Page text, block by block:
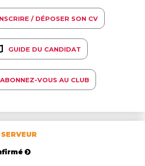
/ DÉPOSER SON CV
GUIDE DU CANDIDAT
ABONNEZ-VOUS AU CLUB